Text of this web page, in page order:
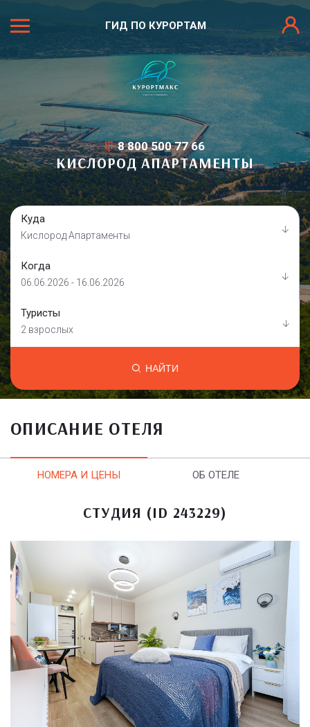
ГИД ПО КУРОРТАМ
8 800 500 77 66
КИСЛОРОД АПАРТАМЕНТЫ
Куда
Кислород Апартаменты
Когда
06.06.2026 - 16.06.2026
Туристы
2 взрослых
НАЙТИ
ОПИСАНИЕ ОТЕЛЯ
НОМЕРА И ЦЕНЫ ОБ ОТЕЛЕ
СТУДИЯ (ID 243229)